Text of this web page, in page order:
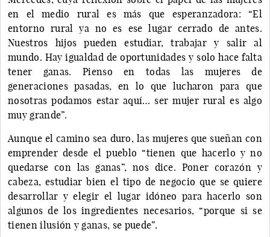
en el medio rural es más que esperanzadora: “El
entorno rural ya no es ese lugar cerrado de antes.
Nuestros hijos pueden estudiar, trabajar y salir al
mundo. Hay igualdad de oportunidades y solo hace falta
tener ganas. Pienso en todas las mujeres de
generaciones pasadas, en lo que lucharon para que
nosotras podamos estar aquí… ser mujer rural es algo
muy grande”.
Aunque el camino sea duro, las mujeres que sueñan con
emprender desde el pueblo “tienen que hacerlo y no
quedarse con las ganas”, nos dice. Poner corazón y
cabeza, estudiar bien el tipo de negocio que se quiere
desarrollar y elegir el lugar idóneo para hacerlo son
algunos de los ingredientes necesarios, “porque si se
tienen ilusión y ganas, se puede”.